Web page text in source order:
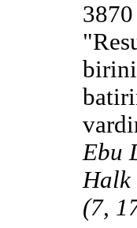
Ebu
Halk
(7,